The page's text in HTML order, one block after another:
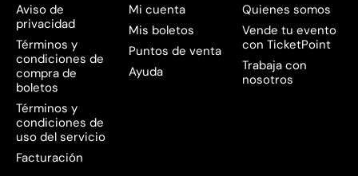
Aviso de
privacidad
Términos y
condiciones de
compra de
boletos
Términos y
condiciones de
uso del servicio
Facturación
Mi cuenta
Mis boletos
Puntos de venta
Ayuda
Quienes somos
Vende tu evento
con TicketPoint
Trabaja con
nosotros